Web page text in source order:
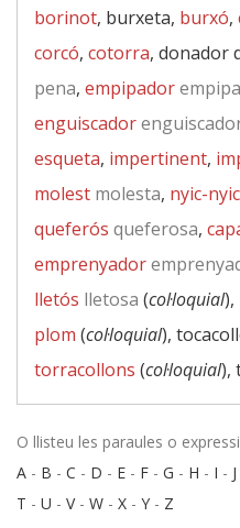
borinot, burxeta, burxó,
corcó, cotorra, donador
pena, empipador
enguiscador
esqueta, impertinent,
molest molesta, nyic-nyic
queferós queferosa,
emprenyador
lletós lletosa (col·loquial),
plom (col·loquial),
torracollons (col·loquial),
O llisteu les paraules o
A - B - C - D - E - F - G - H - I - J
T - U - V- W - X - Y - Z